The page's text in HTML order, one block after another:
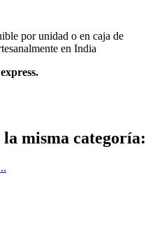
por unidad o en caja de
en India
misma categoría: